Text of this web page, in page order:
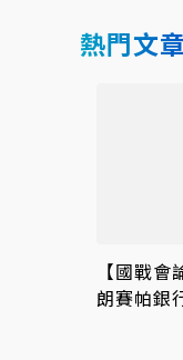
熱門文章
【國戰
朗賽帕銀